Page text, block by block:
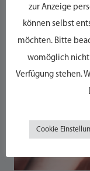
zur Anzeige
können selbst
möchten. Bitte
womöglich nicht
Verfügung stehen.
Cookie